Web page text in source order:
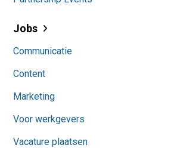
Jobs
Communicatie
Content
Marketing
Voor werkgevers
Vacature plaatsen